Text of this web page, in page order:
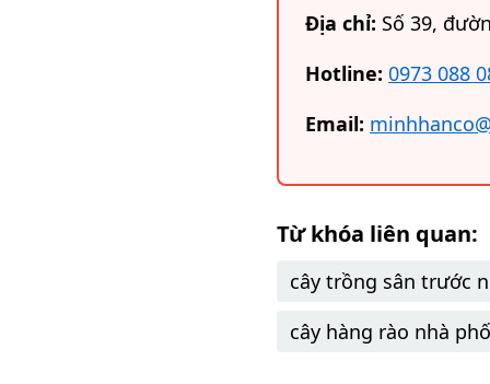
Địa chỉ: Số 39,
Hotline: 0973 088
Email:
Từ khóa liên quan:
cây trồng sân trước
cây hàng rào nhà phố